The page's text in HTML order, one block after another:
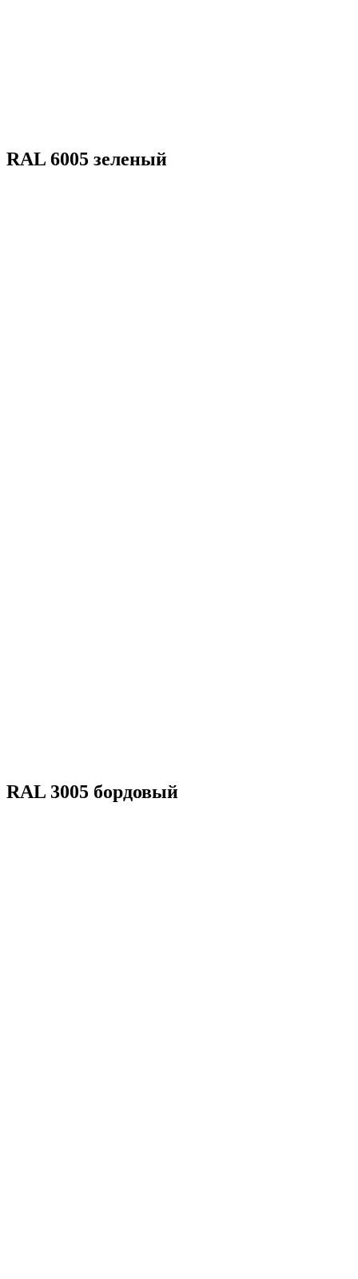
RAL 6005 зеленый
RAL 3005 бордовый